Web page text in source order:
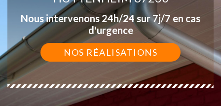
Nous intervenons 24h/24 sur 7j/7 en cas
d'urgence
NOS RÉALISATIONS